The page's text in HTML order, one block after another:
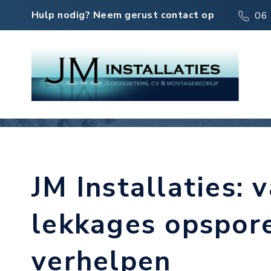
Hulp nodig? Neem gerust contact op 06
Lekkages opsporen
Meer dan 30 jaar ervaring Vrijblijvend
JM Installaties:
lekkages
verhelpen